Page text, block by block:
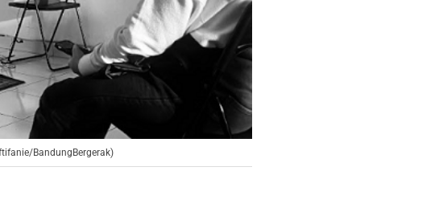
BandungBergerak)